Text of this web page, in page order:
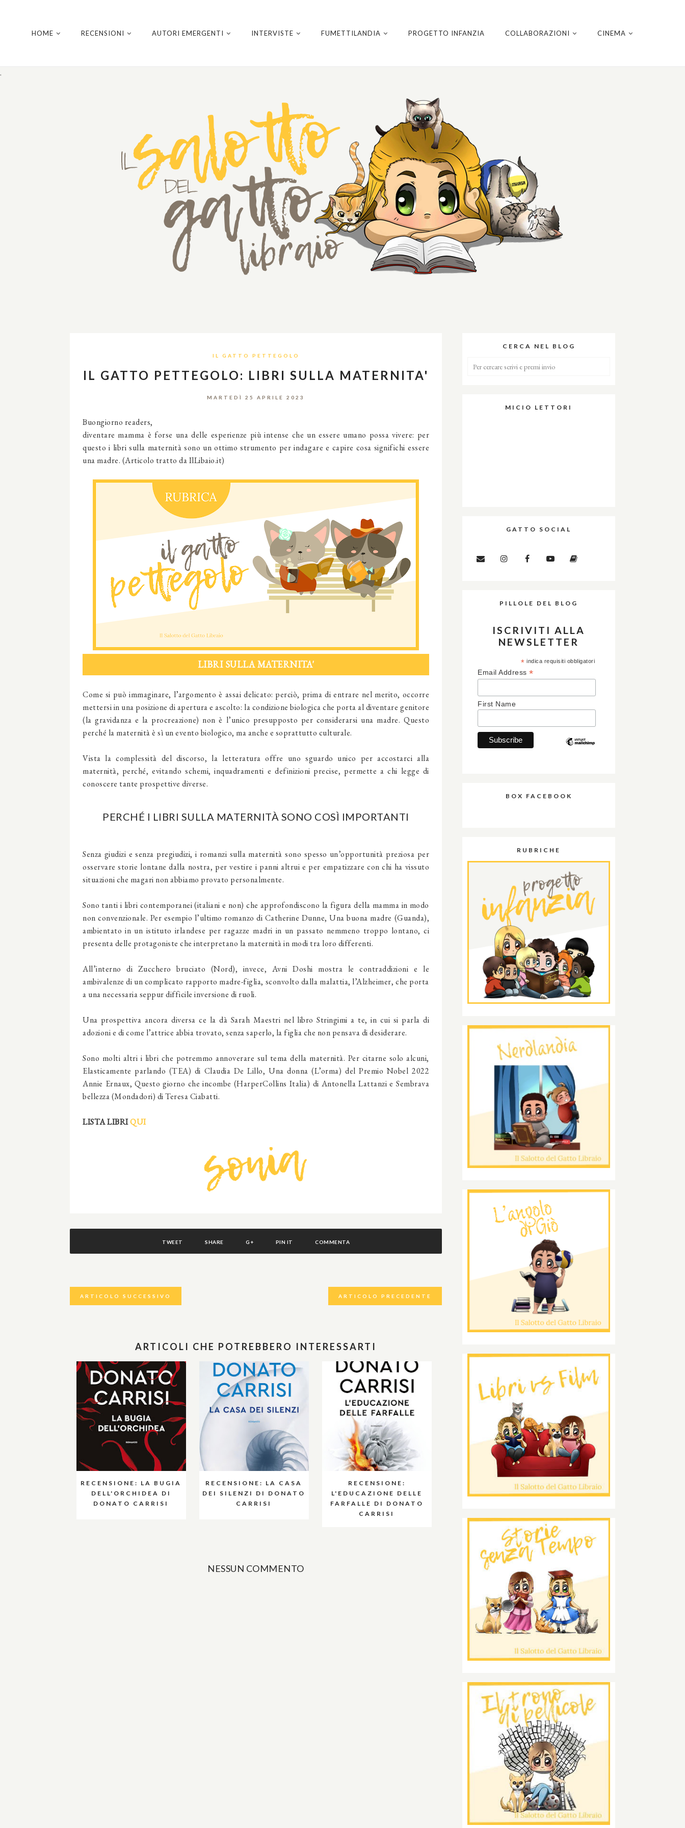
.
HOME RECENSIONI AUTORI EMERGENTI INTERVISTE FUMETTILANDIA PROGETTO INFANZIA COLLABORAZIONI CINEMA
IL GATTO PETTEGOLO
IL GATTO PETTEGOLO: LIBRI SULLA MATERNITA'
MARTEDÌ 25 APRILE 2023
Buongiorno readers,
diventare mamma è forse una delle esperienze più intense che unessere umano possa vivere: per
questo i libri sulla maternità sono un ottimo strumento per indagare e capire cosa significhi essere
una madre. (Articolo tratto da IlLibaio.it)
LIBRI SULLA MATERNITA'
Come si può immaginare, l’argomento è assai delicato: perciò, prima di entrare nel merito, occorre
mettersi in una posizione di apertura e ascolto: la condizione biologica che porta al diventare genitore
(lagravidanza e la procreazione) non è l’unico presupposto per considerarsi una madre. Questo
perché la maternitàè sì un evento biologico, ma anche e soprattutto culturale.
Vista la complessità del discorso, la letteratura offre uno sguardo unico per accostarci alla
maternità, perché, evitando schemi, inquadramenti e definizioni precise, permette a chi legge di
conoscere tante prospettive diverse.
PERCHÉ I LIBRI SULLA MATERNITÀ SONO COSÌ IMPORTANTI
Senza giudizi e senza pregiudizi, i romanzi sulla maternità sono spesso un’opportunità preziosa per
osservare storie lontane dalla nostra, per vestire i panni altrui e per empatizzare con chi ha vissuto
situazioni che magari non abbiamo provato personalmente.
Sono tanti i libri contemporanei (italiani e non) che approfondiscono la figura della mamma in modo
non convenzionale. Per esempio l’ultimo romanzo di Catherine Dunne,Una buona madre (Guanda),
ambientato in un istituto irlandese per ragazze madri in un passato nemmeno troppo lontano, ci
presenta delle protagoniste che interpretano la maternità in modi tra loro differenti.
All’interno di Zucchero bruciato (Nord), invece, Avni Doshi mostra le contraddizioni e le
ambivalenze di un complicato rapporto madre-figlia, sconvolto dalla malattia, l’Alzheimer, che porta
a una necessaria seppur difficile inversione di ruoli.
Una prospettiva ancora diversa ce la dà Sarah Maestri nel libroStringimi a te, in cui si parla di
adozioni e di come l’attrice abbia trovato, senza saperlo, la figlia che non pensava di desiderare.
Sono molti altri i libri che potremmo annoverare sul tema della maternità. Per citarne solo alcuni,
Elasticamente parlando (TEA) di Claudia De Lillo,Una donna (L’orma) del Premio Nobel 2022
Annie Ernaux,Questo giorno che incombe (HarperCollins Italia) di Antonella Lattanzie Sembrava
bellezza(Mondadori) diTeresa Ciabatti.
LISTA LIBRIQUI
TWEET SHARE G+ PIN IT COMMENTA
ARTICOLO SUCCESSIVO ARTICOLO PRECEDENTE
ARTICOLI CHE POTREBBERO INTERESSARTI
RECENSIONE: LA BUGIA
DELL'ORCHIDEA DI
DONATO CARRISI
RECENSIONE: LA CASA
DEI SILENZI DI DONATO
CARRISI
RECENSIONE:
L'EDUCAZIONE DELLE
FARFALLE DI DONATO
CARRISI
NESSUN COMMENTO
CERCA NEL BLOG
MICIO LETTORI
GATTO SOCIAL
PILLOLE DEL BLOG
ISCRIVITI ALLA
NEWSLETTER
* indica requisiti obbligatori
Email Address *
First Name
BOX FACEBOOK
RUBRICHE